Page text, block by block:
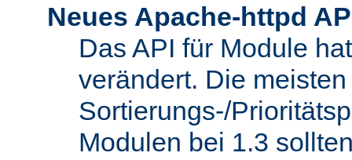
Neues Apache-httpd
Das API für Module
verändert. Die
Sortierungs-/
Modulen bei 1.3